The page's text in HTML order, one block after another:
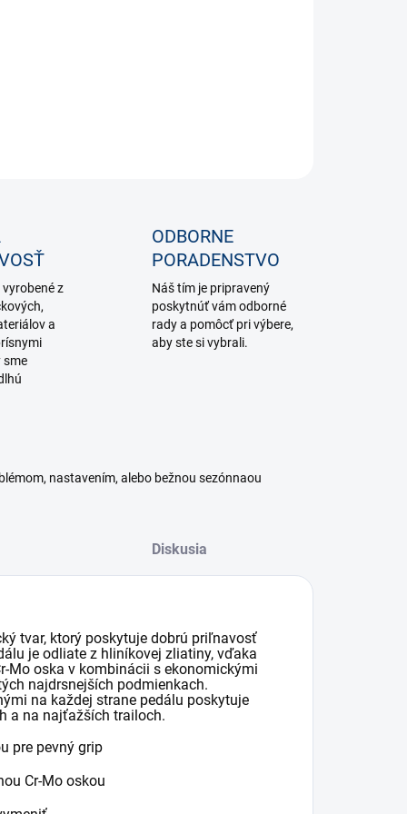
vyrobené z
a
sme
ODBORNE
PORADENSTVO
Náš tím je pripravený
poskytnúť vám odborné
rady a pomôcť pri výbere,
aby ste si vybrali.
nastavením, alebo bežnou sezónnaou
Diskusia
tvar, ktorý poskytuje dobrú priľnavosť
je odliate z hliníkovej zliatiny, vďaka
Mo oska v kombinácii s ekonomickými
najdrsnejších podmienkach.
na každej strane pedálu poskytuje
a na najťažších trailoch.
pre pevný grip
Cr-Mo oskou